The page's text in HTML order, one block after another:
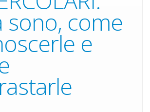
sono, come
e